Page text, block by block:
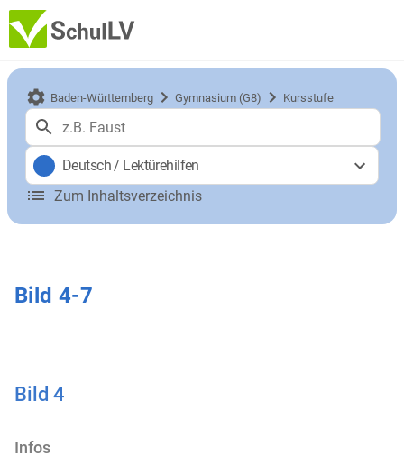
Baden-Württemberg Gymnasium (G8) Kursstufe
Deutsch/ Lektürehilfen
Zum Inhaltsverzeichnis
Bild 4-7
Bild 4
Infos